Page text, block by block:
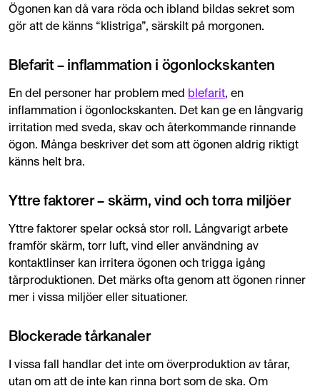
Ögonen kan då vara röda och ibland bildas sekret som
gör att de känns “klistriga”, särskilt på morgonen.
Blefarit – inflammation i ögonlockskanten
En del personer har problem med blefarit, en
inflammation i ögonlockskanten. Det kan ge en långvarig
irritation med sveda, skav och återkommande rinnande
ögon. Många beskriver det som att ögonen aldrig riktigt
känns helt bra.
Yttre faktorer – skärm, vind och torra miljöer
Yttre faktorer spelar också stor roll. Långvarigt arbete
framför skärm, torr luft, vind eller användning av
kontaktlinser kan irritera ögonen och trigga igång
tårproduktionen. Det märks ofta genom att ögonen rinner
mer i vissa miljöer eller situationer.
Blockerade tårkanaler
I vissa fall handlar det inte om överproduktion av tårar,
utan om att de inte kan rinna bort som de ska. Om